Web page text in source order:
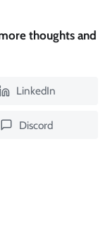
thoughts and
LinkedIn
Discord